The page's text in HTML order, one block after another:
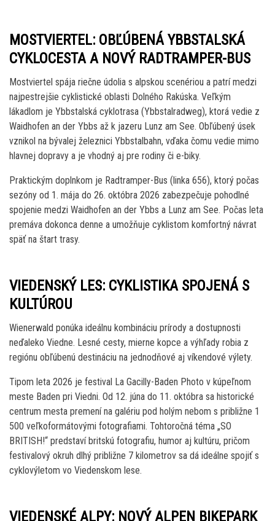
MOSTVIERTEL: OBĽÚBENÁ YBBSTALSKÁ
CYKLOCESTA A NOVÝ RADTRAMPER-BUS
Mostviertel spája riečne údolia s alpskou scenériou a patrí medzi
najpestrejšie cyklistické oblasti Dolného Rakúska. Veľkým
lákadlom je Ybbstalská cyklotrasa (Ybbstalradweg), ktorá vedie z
Waidhofen an der Ybbs až k jazeru Lunz am See. Obľúbený úsek
vznikol na bývalej železnici Ybbstalbahn, vďaka čomu vedie mimo
hlavnej dopravy a je vhodný aj pre rodiny či e-biky.
Praktickým doplnkom je Radtramper-Bus (linka 656), ktorý počas
sezóny od 1. mája do 26. októbra 2026 zabezpečuje pohodlné
spojenie medzi Waidhofen an der Ybbs a Lunz am See. Počas leta
premáva dokonca denne a umožňuje cyklistom komfortný návrat
späť na štart trasy.
VIEDENSKÝ LES: CYKLISTIKA SPOJENÁ S
KULTÚROU
Wienerwald ponúka ideálnu kombináciu prírody a dostupnosti
neďaleko Viedne. Lesné cesty, mierne kopce a výhľady robia z
regiónu obľúbenú destináciu na jednodňové aj víkendové výlety.
Tipom leta 2026 je festival La Gacilly-Baden Photo v kúpeľnom
meste Baden pri Viedni. Od 12. júna do 11. októbra sa historické
centrum mesta premení na galériu pod holým nebom s približne 1
500 veľkoformátovými fotografiami. Tohtoročná téma „SO
BRITISH!“ predstaví britskú fotografiu, humor aj kultúru, pričom
festivalový okruh dlhý približne 7 kilometrov sa dá ideálne spojiť s
cyklovýletom vo Viedenskom lese.
VIEDENSKÉ ALPY: NOVÝ ALPEN BIKEPARK